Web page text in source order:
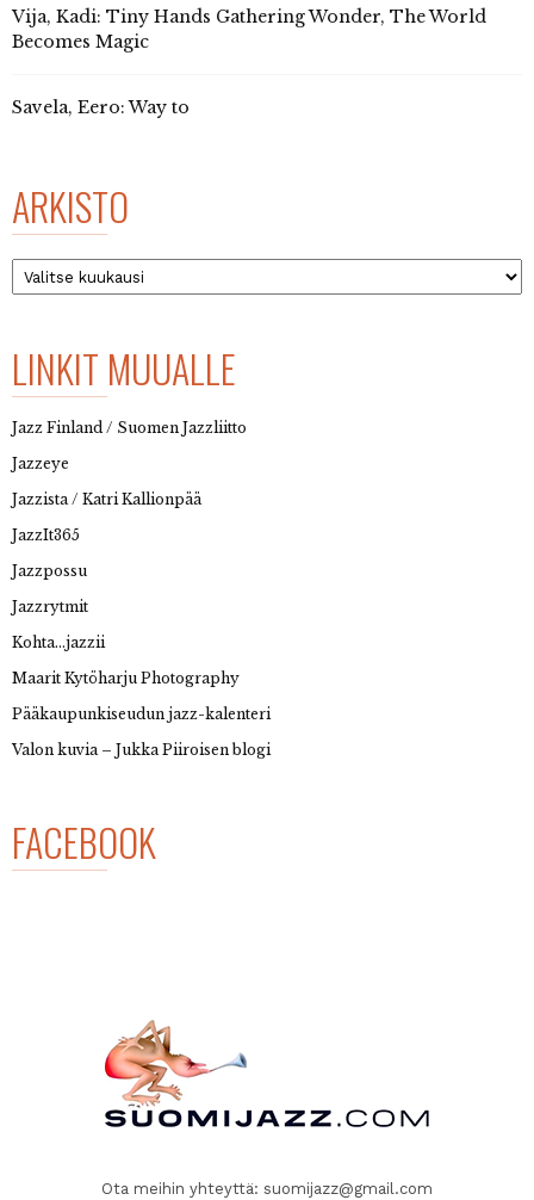
Vija, Kadi: Tiny Hands Gathering Wonder, The World
Becomes Magic
Savela, Eero: Way to
ARKISTO
Arkisto
LINKIT MUUALLE
Jazz Finland / Suomen Jazzliitto
Jazzeye
Jazzista / Katri Kallionpää
JazzIt365
Jazzpossu
Jazzrytmit
Kohta…jazzii
Maarit Kytöharju Photography
Pääkaupunkiseudun jazz-kalenteri
Valon kuvia – Jukka Piiroisen blogi
FACEBOOK
Ota meihin yhteyttä: suomijazz@gmail.com